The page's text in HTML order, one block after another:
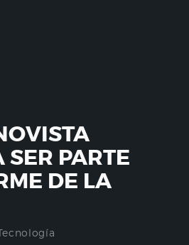
PARTE
DE LA